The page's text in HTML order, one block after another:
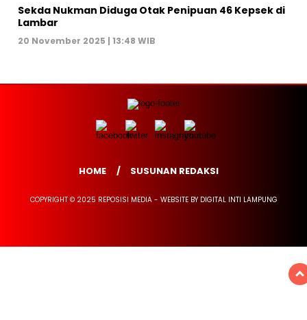
Sekda Nukman Diduga Otak Penipuan 46 Kepsek di
Lambar
20 November 2025 | 13:48 WIB
HOME SUSUNAN REDAKSI
COPYRIGHT © 2025 REPOSISI MEDIA - WEBSITE BY DIGITAL INTI LAMPUNG